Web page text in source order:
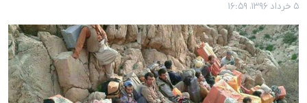
۵ خرداد ۱۳۹۶، ۱۶:۵۹